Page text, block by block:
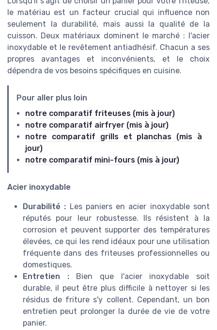
le matériau est un facteur crucial qui influence non
seulement la durabilité, mais aussi la qualité de la
cuisson. Deux matériaux dominent le marché : l'acier
inoxydable et le revêtement antiadhésif. Chacun a ses
propres avantages et inconvénients, et le choix
dépendra de vos besoins spécifiques en cuisine.
Pour aller plus loin
notre comparatif friteuses (mis à jour)
notre comparatif airfryer (mis à jour)
notre comparatif grills et planchas (mis à
jour)
notre comparatif mini-fours (mis à jour)
Acier inoxydable
Durabilité : Les paniers en acier inoxydable sont
réputés pour leur robustesse. Ils résistent à la
corrosion et peuvent supporter des températures
élevées, ce qui les rend idéaux pour une utilisation
fréquente dans des friteuses professionnelles ou
domestiques.
Entretien :Bien que l'acier inoxydable soit
durable, il peut être plus difficile à nettoyer si les
résidus de friture s'y collent. Cependant, un bon
entretien peut prolonger la durée de vie de votre
panier.